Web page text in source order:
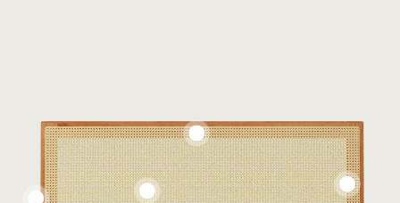
Lâmina de
Carvalho Natural
Personalizaçã
o sob
Demanda
Bucha e
parafuso